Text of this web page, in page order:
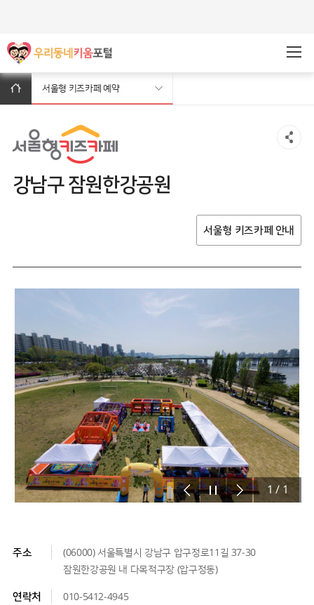
서울형 키즈카페 예약
강남구 잠원한강공원
서울형 키즈카페 안내
1/ 1
주소
(06000) 서울특별시 강남구 압구정로11길 37-30
잠원한강공원 내 다목적구장 (압구정동)
연락처 010-5412-4945